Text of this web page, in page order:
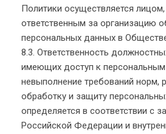
Политики осуществляется
ответственным за организацию
персональных данных в
8.3. Ответственность
имеющих доступ к
невыполнение требований норм,
обработку и защиту
определяется в соответствии с
Российской Федерации и